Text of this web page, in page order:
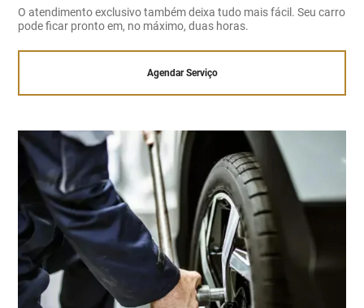
O atendimento exclusivo também deixa tudo mais fácil. Seu carro
pode ficar pronto em, no máximo, duas horas.
Agendar Serviço